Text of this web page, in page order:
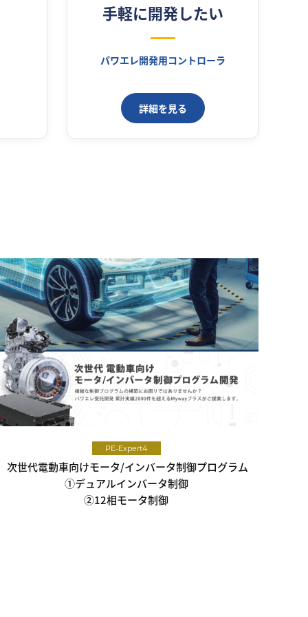
手軽に開発したい
パワエレ開発用コントローラ
詳細を見る
PE-Expert4
次世代電動車向けモータ/インバータ制御プログラム
①デュアルインバータ制御
②12相モータ制御